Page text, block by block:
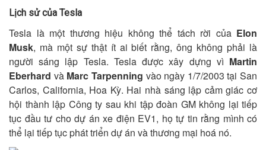
Lịch sử của Tesla
Tesla là một thương hiệu không thể tách rời của Elon
Musk, mà một sự thật ít ai biết rằng, ông không phải là
người sáng lập Tesla. Tesla được xây dựng vì Martin
Eberhard và Marc Tarpenning vào ngày 1/7/2003 tại San
Carlos, California, Hoa Kỳ. Hai nhà sáng lập cảm giác cơ
hội thành lập Công ty sau khi tập đoàn GM không lại tiếp
tục đầu tư cho dự án xe điện EV1, họ tự tin rằng mình có
thể lại tiếp tục phát triển dự án và thương mại hoá nó.